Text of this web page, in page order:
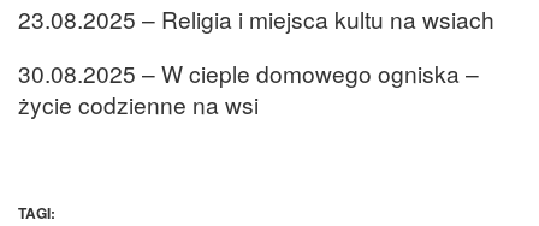
23.08.2025 – Religia i miejsca kultu na wsiach
30.08.2025 – W cieple domowego ogniska –
życie codzienne na wsi
TAGI: